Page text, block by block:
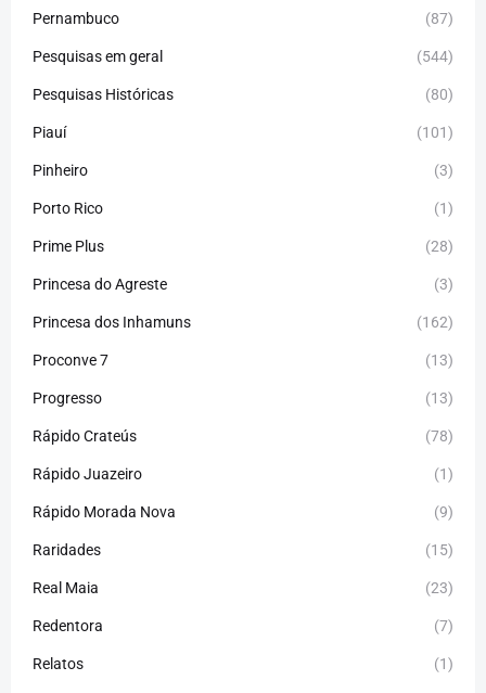
Pernambuco (87)
Pesquisas em geral (544)
Pesquisas Históricas (80)
Piauí (101)
Pinheiro (3)
Porto Rico (1)
Prime Plus (28)
Princesa do Agreste (3)
Princesa dos Inhamuns (162)
Proconve 7 (13)
Progresso (13)
Rápido Crateús (78)
Rápido Juazeiro (1)
Rápido Morada Nova (9)
Raridades (15)
Real Maia (23)
Redentora (7)
Relatos (1)